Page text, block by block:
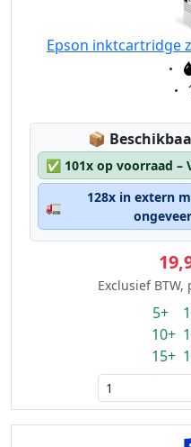
Epson inktcartridge
📦
✅ 101x op voorraad –
🚛
128x in extern
Exclusief
5+
10+
15+